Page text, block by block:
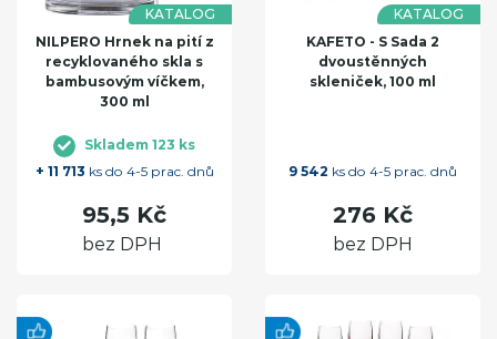
KATALOG
NILPERO Hrnek na pití z
recyklovaného skla s
bambusovým víčkem,
300 ml
Skladem 123 ks
+ 11 713 ks do 4-5 prac. dnů
95,5 Kč
bez DPH
KATALOG
KAFETO - S Sada 2
dvoustěnných
skleniček, 100 ml
9 542 ks do 4-5 prac. dnů
276 Kč
bez DPH